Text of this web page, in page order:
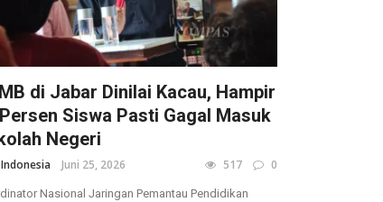
di Jabar Dinilai Kacau, Hampir
Siswa Pasti Gagal Masuk
Negeri
Juni 25, 2026 517 0
Nasional Jaringan Pemantau Pendidikan